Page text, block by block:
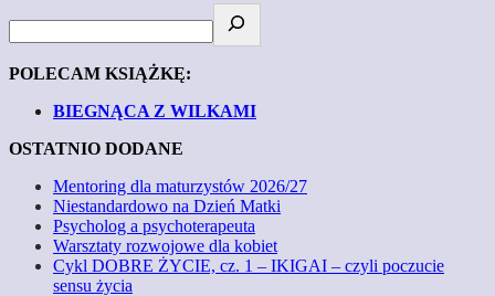
POLECAM KSIĄŻKĘ:
BIEGNĄCA Z WILKAMI
OSTATNIO DODANE
Mentoring dla maturzystów 2026/27
Niestandardowo na Dzień Matki
Psycholog a psychoterapeuta
Warsztaty rozwojowe dla kobiet
Cykl DOBRE ŻYCIE, cz. 1 – IKIGAI – czyli poczucie
sensu życia